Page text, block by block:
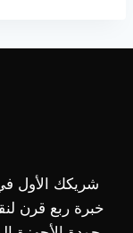
شريكك الأول
خبرة ربع قرن